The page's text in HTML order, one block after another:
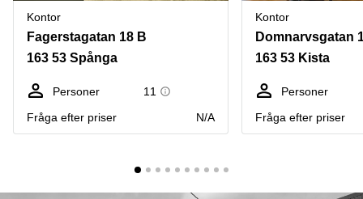
Verkstad
Mötesrum
kontor
Skåne
Älvsjö
Vasastan
Kontorshotell
Malmö
Coworking
Malmö
Lediga
Kontor
Fagerstagatan 18 B
163 53 Spånga
Personer
11
Fråga efter priser
N/A
Kontor
Domnarvsgatan
163 53 Kista
Personer
Fråga efter priser